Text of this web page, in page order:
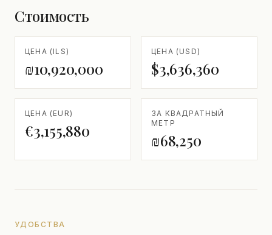
Стоимость
ЦЕНА (ILS)
₪10,920,000
ЦЕНА (USD)
$3,636,360
ЦЕНА (EUR)
€3,155,880
ЗА КВАДРАТНЫЙ
МЕТР
₪68,250
УДОБСТВА